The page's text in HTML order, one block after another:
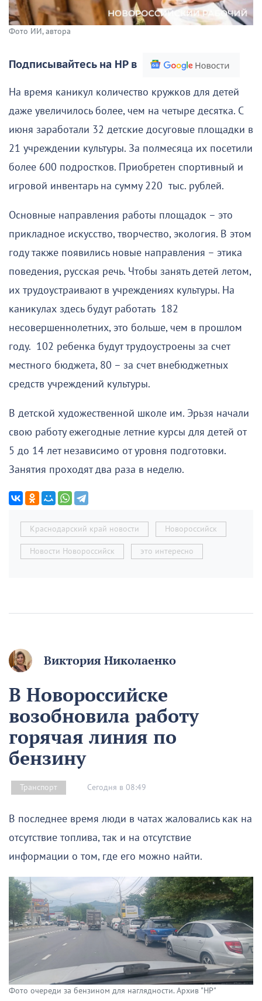
Фото ИИ, автора
Подписывайтесь на НР в
На время каникул количество кружков для детей
даже увеличилось более, чем на четыре десятка. С
июня заработали 32 детские досуговые площадки в
21 учреждении культуры. За полмесяца их посетили
более 600 подростков. Приобретен спортивный и
игровой инвентарь на сумму 220 тыс. рублей.
Основные направления работы площадок – это
прикладное искусство, творчество, экология. В этом
году также появились новые направления – этика
поведения, русская речь. Чтобы занять детей летом,
их трудоустраивают в учреждениях культуры. На
каникулах здесь будут работать 182
несовершеннолетних, это больше, чем в прошлом
году. 102 ребенка будут трудоустроены за счет
местного бюджета, 80 – за счет внебюджетных
средств учреждений культуры.
В детской художественной школе им. Эрьзя начали
свою работу ежегодные летние курсы для детей от
5 до 14 лет независимо от уровня подготовки.
Занятия проходят два раза в неделю.
Краснодарский край новости Новороссийск
Новости Новороссийск это интересно
Виктория Николаенко
В Новороссийске
возобновила работу
горячая линия по
бензину
Транспорт Сегодня в 08:49
В последнее время люди в чатах жаловались как на
отсутствие топлива, так и на отсутствие
информации о том, где его можно найти.
Фото очереди за бензином для наглядности. Архив "НР"